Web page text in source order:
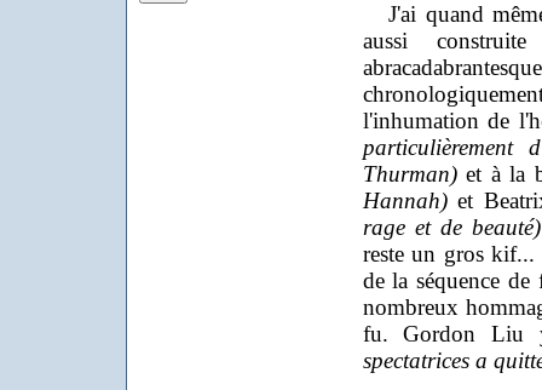
J'ai quand
aussi
l'inhumation de
Thurman)et à la
Hannah)et
rage et de beauté)
reste un gros kif...
de la séquence
nombreux
fu. Gordon Liu
spectatrices a